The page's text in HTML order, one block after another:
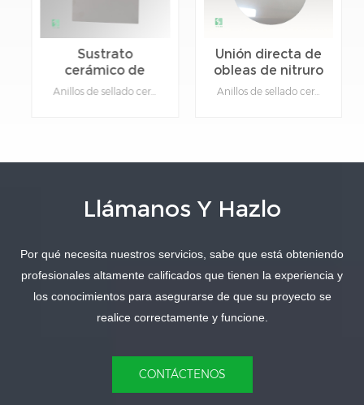
Sustrato
cerámico de
nitruro de
Anillos de sellado cerámicos de nitruro de aluminio para tratamiento térmico de alta frecuenciaHecho de cerámica de precisión, con buen efecto de sellado y aislamiento de anillos de cerámica aln, se puede utilizar en el tratamiento térmico de porcelana de alta frecuencia.Detalles del producto:1.Material: nitruro de aluminio.2.Función: dispositivo aislante cerámico.3.Tipo: Anillo de cerámica.4.Color: Gris.5.Se puede personalizar: sí, proporcione dibujos para productos específicos.
APRENDE MÁS
Unión directa de
obleas de nitruro
de aluminio
Anillos de sellado cerámicos de nitruro de aluminio para tratamiento térmico de alta frecuenciaHecho de cerámica de precisión, con buen efecto de sellado y aislamiento de anillos de cerámica aln, se puede utilizar en el tratamiento térmico de porcelana de alta frecuencia.Detalles del producto:1.Material: nitruro de aluminio.2.Función: dispositivo aislante cerámico.3.Tipo: Anillo de cerámica.4.Color: Gris.5.Se puede personalizar: sí, proporcione dibujos para productos específicos.
APRENDE MÁS
Llámanos Y Hazlo
Por qué necesita nuestros servicios, sabe que está obteniendo
profesionales altamente calificados que tienen la experiencia y
los conocimientos para asegurarse de que su proyecto se
realice correctamente y funcione.
CONTÁCTENOS